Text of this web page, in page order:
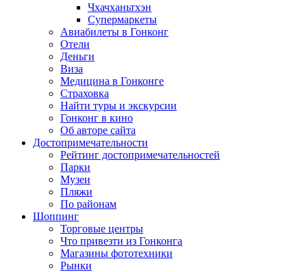
Чхачханьтхэн
Супермаркеты
Авиабилеты в Гонконг
Отели
Деньги
Виза
Медицина в Гонконге
Страховка
Найти туры и экскурсии
Гонконг в кино
Об авторе сайта
Достопримечательности
Рейтинг достопримечательностей
Парки
Музеи
Пляжи
По районам
Шоппинг
Торговые центры
Что привезти из Гонконга
Магазины фототехники
Рынки